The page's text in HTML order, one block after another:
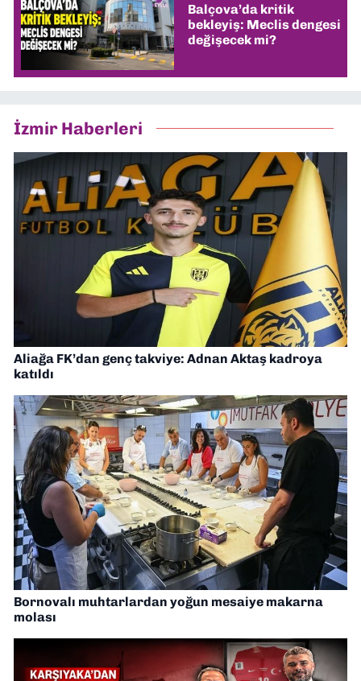
Balçova’da kritik
bekleyiş: Meclis dengesi
değişecek mi?
İzmir Haberleri
Aliağa FK’dan genç takviye: Adnan Aktaş kadroya
katıldı
Bornovalı muhtarlardan yoğun mesaiye makarna
molası